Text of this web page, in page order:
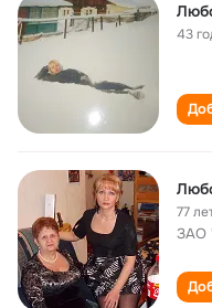
43
77
ЗАО